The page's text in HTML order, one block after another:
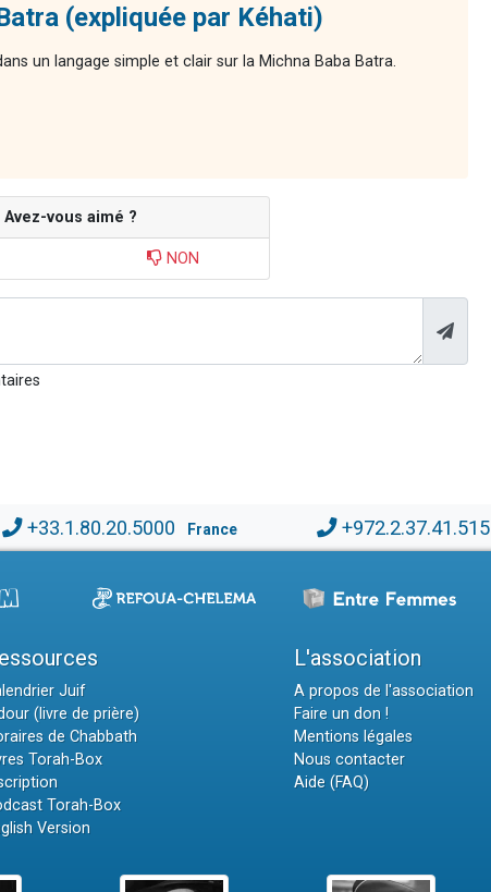
(expliquée par Kéhati)
un langage simple et clair sur la Michna Baba Batra.
Avez-vous aimé ?
NON
+33.1.80.20.5000 France +972.2.37.41.515
Juif
(livre de prière)
de Chabbath
Torah-Box
Torah-Box
Version
L'association
A propos de l'association
Faire un don !
Mentions légales
Nous contacter
Aide (FAQ)